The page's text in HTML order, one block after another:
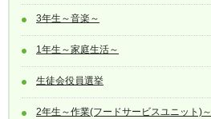
3年生～音楽～
1年生～家庭生活～
生徒会役員選挙
2年生～作業(フードサービスユニット)～